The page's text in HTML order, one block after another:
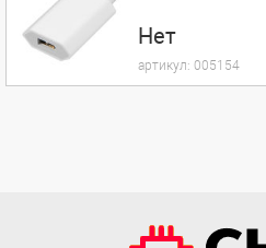
Нет
артикул: 005154